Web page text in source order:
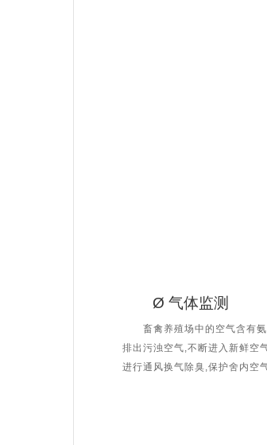
Ø 气体监测
畜禽养殖场中的空气含有氨
排出污浊空气,不断进入新鲜空
进行通风换气除臭,保护舍内空